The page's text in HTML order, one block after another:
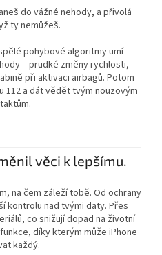
do vážné nehody, a přivolá
ty nemůžeš.
pohybové algoritmy umí
– prudké změny rychlosti,
při aktivaci airbagů. Potom
112 a dát vědět tvým nouzovým
věci k lepšímu.
na čem záleží tobě. Od ochrany
kontrolu nad tvými daty. Přes
co snižují dopad na životní
díky kterým může iPhone
každý.